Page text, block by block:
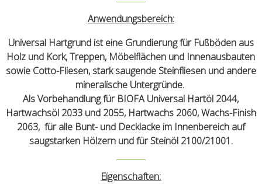
Anwendungsbereich:
Universal Hartgrund ist eine Grundierung für Fußböden aus
Holz und Kork, Treppen, Möbelflächen und Innenausbauten
sowie Cotto-Fliesen, stark saugende Steinfliesen und andere
mineralische Untergründe.
Als Vorbehandlung für BIOFA Universal Hartöl 2044,
Hartwachsöl 2033 und 2055, Hartwachs 2060, Wachs-Finish
2063, für alle Bunt- und Decklacke im Innenbereich auf
saugstarken Hölzern und für Steinöl 2100/21001.
Eigenschaften: